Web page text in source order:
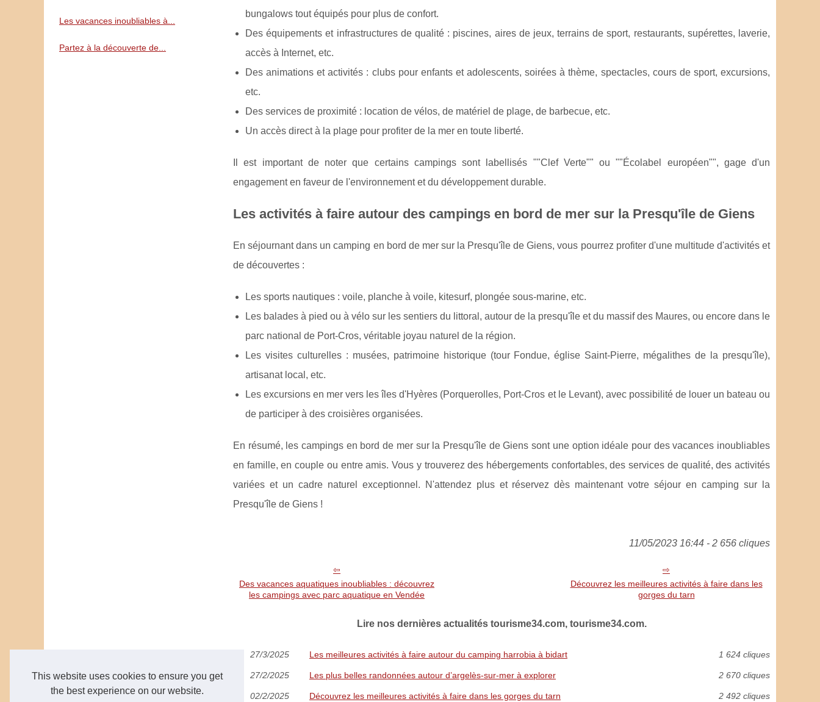
This website uses cookies to ensure you get
the best experience on our website.
bungalows tout équipés pour plus de confort.
Des équipements et infrastructures de qualité : piscines, aires de jeux, terrains de sport, restaurants, supérettes, laverie,
accès à Internet, etc.
Des animations et activités : clubs pour enfants et adolescents, soirées à thème, spectacles, cours de sport, excursions,
etc.
Des services de proximité : location de vélos, de matériel de plage, de barbecue, etc.
Un accès direct à la plage pour profiter de la mer en toute liberté.
Il est important de noter que certains campings sont labellisés ""Clef Verte"" ou ""Écolabel européen"", gage d'un
engagement en faveur de l'environnement et du développement durable.
Les activités à faire autour des campings en bord de mer sur la Presqu'île de Giens
En séjournant dans un camping en bord de mer sur la Presqu'île de Giens, vous pourrez profiter d'une multitude d'activités et
de découvertes :
Les sports nautiques : voile, planche à voile, kitesurf, plongée sous-marine, etc.
Les balades à pied ou à vélo sur les sentiers du littoral, autour de la presqu'île et du massif des Maures, ou encore dans le
parc national de Port-Cros, véritable joyau naturel de la région.
Les visites culturelles : musées, patrimoine historique (tour Fondue, église Saint-Pierre, mégalithes de la presqu'île),
artisanat local, etc.
Les excursions en mer vers les îles d'Hyères (Porquerolles, Port-Cros et le Levant), avec possibilité de louer un bateau ou
de participer à des croisières organisées.
En résumé, les campings en bord de mer sur la Presqu'île de Giens sont une option idéale pour des vacances inoubliables
en famille, en couple ou entre amis. Vous y trouverez des hébergements confortables, des services de qualité, des activités
variées et un cadre naturel exceptionnel. N'attendez plus et réservez dès maintenant votre séjour en camping sur la
Presqu'île de Giens !
11/05/2023 16:44 - 2 656 cliques
Des vacances aquatiques inoubliables : découvrez
les campings avec parc aquatique en Vendée
Découvrez les meilleures activités à faire dans les
gorges du tarn
Lire nos dernières actualités tourisme34.com, tourisme34.com.
27/3/2025 Les meilleures activités à faire autour du camping harrobia à bidart 1 624 cliques
27/2/2025 Les plus belles randonnées autour d’argelès-sur-mer à explorer 2 670 cliques
02/2/2025 Découvrez les meilleures activités à faire dans les gorges du tarn 2 492 cliques
Les vacances inoubliables à...
Partez à la découverte de...